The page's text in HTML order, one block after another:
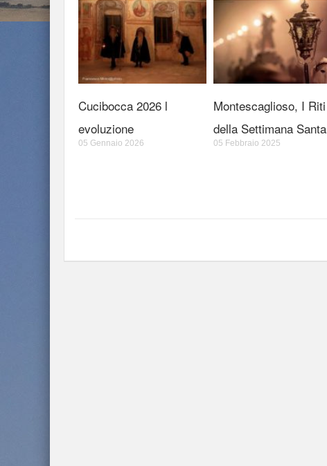
Cucibocca 2026 l
evoluzione
05 Gennaio 2026
Montescaglioso, I Riti
della Settimana Santa
05 Febbraio 2025